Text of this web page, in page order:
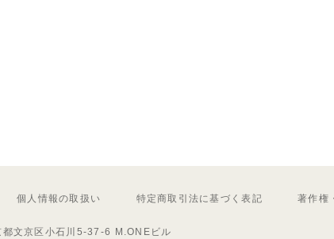
個人情報の取扱い 特定商取引法に基づく表記 著作権
文京区小石川5-37-6 M.ONEビル